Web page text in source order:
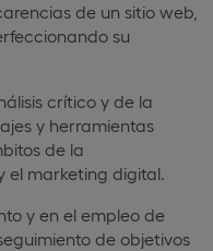
de un sitio web,
su
crítico y de la
y herramientas
de la
el marketing digital.
y en el empleo de
de objetivos